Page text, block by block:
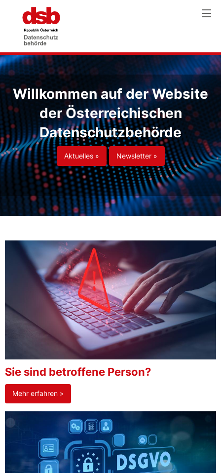
Willkommen auf der Website
der Österreichischen
Datenschutzbehörde
Aktuelles » Newsletter »
Sie sind betroffene Person?
Mehr erfahren »